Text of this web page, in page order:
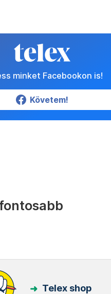
minket Facebookon is!
Követem!
Telex shop